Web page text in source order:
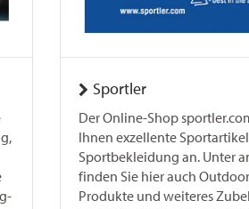
Sportler
Der Online-Shop
Ihnen exzellente
Sportbekleidung an. Unter
finden Sie hier auch Outdoor
Produkte und weiteres